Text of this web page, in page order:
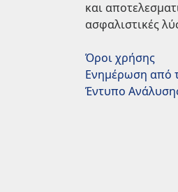
και
ασφαλιστικές
Όροι χρήσης
Ενημέρωση από
Έντυπο